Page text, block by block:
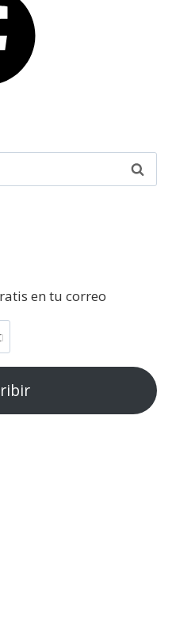
en tu correo